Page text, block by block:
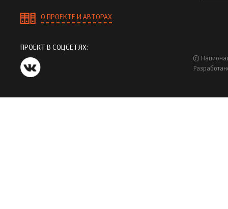
О ПРОЕКТЕ И АВТОРАХ
ПРОЕКТ В СОЦСЕТЯХ:
©